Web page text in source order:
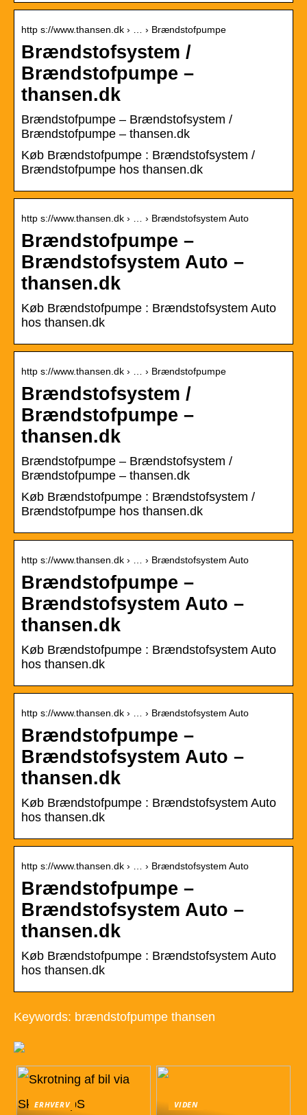
http s://www.thansen.dk › … › Brændstofpumpe
Brændstofsystem /
Brændstofpumpe –
thansen.dk
Brændstofpumpe – Brændstofsystem /
Brændstofpumpe – thansen.dk
Køb Brændstofpumpe : Brændstofsystem /
Brændstofpumpe hos thansen.dk
http s://www.thansen.dk › … › Brændstofsystem Auto
Brændstofpumpe –
Brændstofsystem Auto –
thansen.dk
Køb Brændstofpumpe : Brændstofsystem Auto
hos thansen.dk
http s://www.thansen.dk › … › Brændstofpumpe
Brændstofsystem /
Brændstofpumpe –
thansen.dk
Brændstofpumpe – Brændstofsystem /
Brændstofpumpe – thansen.dk
Køb Brændstofpumpe : Brændstofsystem /
Brændstofpumpe hos thansen.dk
http s://www.thansen.dk › … › Brændstofsystem Auto
Brændstofpumpe –
Brændstofsystem Auto –
thansen.dk
Køb Brændstofpumpe : Brændstofsystem Auto
hos thansen.dk
http s://www.thansen.dk › … › Brændstofsystem Auto
Brændstofpumpe –
Brændstofsystem Auto –
thansen.dk
Køb Brændstofpumpe : Brændstofsystem Auto
hos thansen.dk
http s://www.thansen.dk › … › Brændstofsystem Auto
Brændstofpumpe –
Brændstofsystem Auto –
thansen.dk
Køb Brændstofpumpe : Brændstofsystem Auto
hos thansen.dk
Keywords: brændstofpumpe thansen
ERHVERV VIDEN